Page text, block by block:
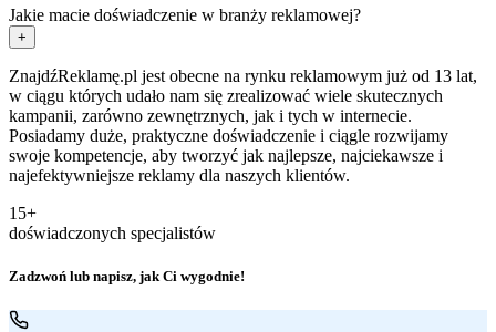
Jakie macie doświadczenie w branży reklamowej?
+
ZnajdźReklamę.pl jest obecne na rynku reklamowym już od 13 lat,
w ciągu których udało nam się zrealizować wiele skutecznych
kampanii, zarówno zewnętrznych, jak i tych w internecie.
Posiadamy duże, praktyczne doświadczenie i ciągle rozwijamy
swoje kompetencje, aby tworzyć jak najlepsze, najciekawsze i
najefektywniejsze reklamy dla naszych klientów.
15+
doświadczonych specjalistów
Zadzwoń lub napisz, jak Ci wygodnie!